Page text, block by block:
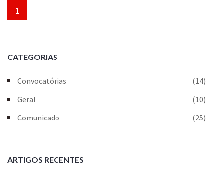
1
CATEGORIAS
Convocatórias
(14)
Geral
(10)
Comunicado
(25)
ARTIGOS RECENTES